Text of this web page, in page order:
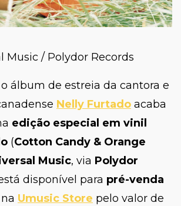
Music / Polydor Records
o álbum de estreia da cantora e
Nelly Furtado acaba
edição especial em vinil
(Cotton Candy & Orange
Music, via Polydor
disponível para pré-venda
Umusic Store pelo valor de